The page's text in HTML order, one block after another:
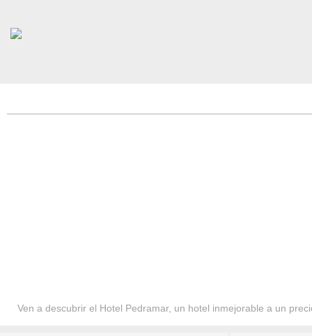
Ven a descubrir el Hotel Pedramar, un hotel inmejorable a un